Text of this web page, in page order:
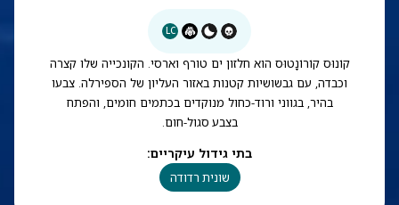
LC
קוֹנוּס קוֹרוֹנָטוּס הוא חלזון ים טורף וארסי. הקונכייה שלו קצרה
וכבדה, עם גבשושיות קטנות באזור העליון של הספירלה. צבעו
בהיר, בגווני ורוד-כחול מנוקדים בכתמים חומים, והפתח
בצבע סגול-חום.
בתי גידול עיקריים:
שונית רדודה